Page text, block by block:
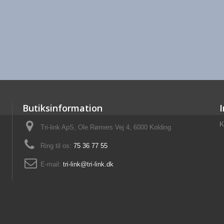
Butiksinformation
Tri-link ApS, Ole Rømers Vej 4, 6000 Kolding
Ring til os: 75 36 77 55
E-mail: tri-link@tri-link.dk